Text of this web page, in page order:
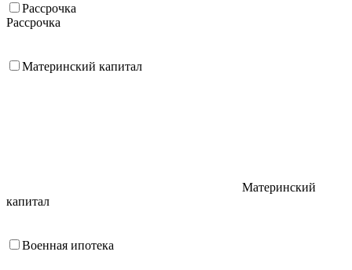
Рассрочка
Рассрочка
Материнский капитал
Материнский
капитал
Военная ипотека